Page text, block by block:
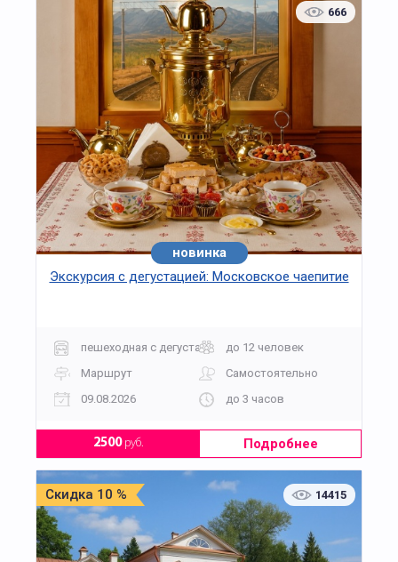
насаждениями и площадки для отдыха. Мы
приглашаем вас посетить самую высокую
смотровую площадку Москвы – 58-й этаж
башни делового комплекса «Империя». Дорога
на сверхскоростном лифте занимает меньше
минуты ( 8 м/сек). У площадки стеклянные
стены, и, кажется, будто находишься на краю
пропасти. Перед вами откроется
захватывающая дух панорама: от исторических
куполов Кремля до ярких огней делового
центра, переливающегося в вечернем
освещении. Москва-Сити — это не просто
деловой центр, это символ прогресса и
инноваций, олицетворение амбициозных
стремлений и культурного разнообразия
столицы.
666
хит
новинка
Экскурсия с дегустацией: Московское чаепитие
пешеходная с дегустацией до 12 человек
Маршрут
Самостоятельно
09.08.2026
до 3 часов
2500руб. Подробнее
Скидка 10 % 14415